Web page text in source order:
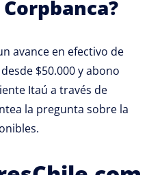
avance en efectivo de
$50.000 y abono
Itaú a través de
la pregunta sobre la